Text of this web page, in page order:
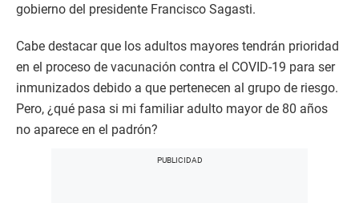
gobierno del presidente Francisco Sagasti.
Cabe destacar que los adultos mayores tendrán prioridad
en el proceso de vacunación contra el COVID-19 para ser
inmunizados debido a que pertenecen al grupo de riesgo.
Pero, ¿qué pasa si mi familiar adulto mayor de 80 años
no aparece en el padrón?